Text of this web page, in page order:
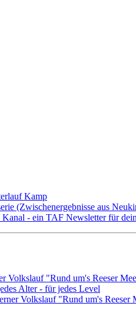
Kamp
(Zwischenergebnisse aus
- ein TAF Newsletter für
Volkslauf "Rund um's Reeser
Alter - für jedes Level
Volkslauf "Rund um's Reeser